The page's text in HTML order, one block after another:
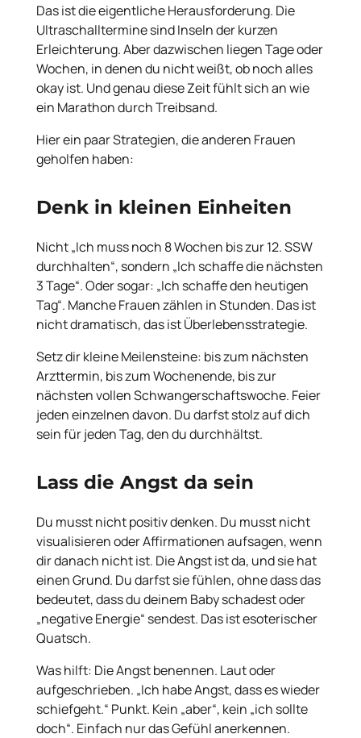
Das ist die eigentliche Herausforderung. Die
Ultraschalltermine sind Inseln der kurzen
Erleichterung. Aber dazwischen liegen Tage oder
Wochen, in denen du nicht weißt, ob noch alles
okay ist. Und genau diese Zeit fühlt sich an wie
ein Marathon durch Treibsand.
Hier ein paar Strategien, die anderen Frauen
geholfen haben:
Denk in kleinen Einheiten
Nicht „Ich muss noch 8 Wochen bis zur 12. SSW
durchhalten“, sondern „Ich schaffe die nächsten
3 Tage“. Oder sogar: „Ich schaffe den heutigen
Tag“. Manche Frauen zählen in Stunden. Das ist
nicht dramatisch, das ist Überlebensstrategie.
Setz dir kleine Meilensteine: bis zum nächsten
Arzttermin, bis zum Wochenende, bis zur
nächsten vollen Schwangerschaftswoche. Feier
jeden einzelnen davon. Du darfst stolz auf dich
sein für jeden Tag, den du durchhältst.
Lass die Angst da sein
Du musst nicht positiv denken. Du musst nicht
visualisieren oder Affirmationen aufsagen, wenn
dir danach nicht ist. Die Angst ist da, und sie hat
einen Grund. Du darfst sie fühlen, ohne dass das
bedeutet, dass du deinem Baby schadest oder
„negative Energie“ sendest. Das ist esoterischer
Quatsch.
Was hilft: Die Angst benennen. Laut oder
aufgeschrieben. „Ich habe Angst, dass es wieder
schiefgeht.“ Punkt. Kein „aber“, kein „ich sollte
doch“. Einfach nur das Gefühl anerkennen.